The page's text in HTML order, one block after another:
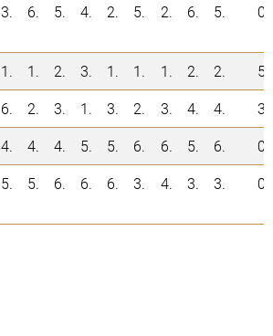
3. 6. 5. 4. 2. 5. 2. 6. 5. 0
1. 1. 2. 3. 1. 1. 1. 2. 2.
5
6. 2. 3. 1. 3. 2. 3. 4. 4.
3
4. 4. 4. 5. 5. 6. 6. 5. 6.
0
5. 5. 6. 6. 6. 3. 4. 3. 3. 0